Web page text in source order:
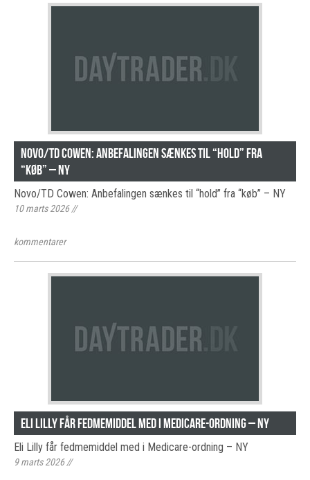
Novo/TD Cowen: Anbefalingen sænkes til “hold” fra
“køb” – NY
Novo/TD Cowen: Anbefalingen sænkes til “hold” fra “køb” – NY
10 marts 2026//
kommentarer
Eli Lilly får fedmemiddel med i Medicare-ordning – NY
Eli Lilly får fedmemiddel med i Medicare-ordning – NY
9 marts 2026//